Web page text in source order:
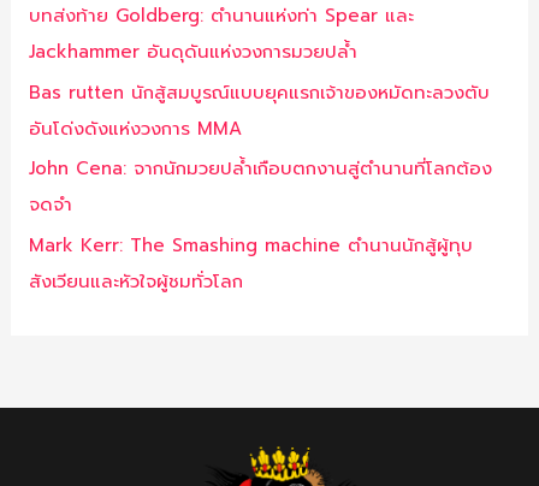
บทส่งท้าย Goldberg: ตำนานแห่งท่า Spear และ
Jackhammer อันดุดันแห่งวงการมวยปล้ำ
Bas rutten นักสู้สมบูรณ์แบบยุคแรกเจ้าของหมัดทะลวงตับ
อันโด่งดังแห่งวงการ MMA
John Cena: จากนักมวยปล้ำเกือบตกงานสู่ตำนานที่โลกต้อง
จดจำ
Mark Kerr: The Smashing machine ตำนานนักสู้ผู้ทุบ
สังเวียนและหัวใจผู้ชมทั่วโลก